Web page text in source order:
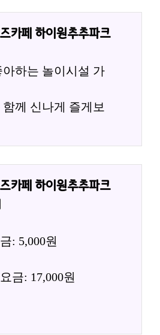
카페 하이원추추파크
하는 놀이시설 가
께 신나게 즐게보
카페 하이원추추파크
: 5,000원
금: 17,000원